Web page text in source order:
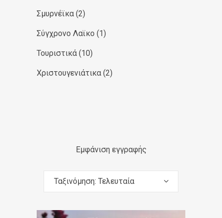
Σμυρνέϊκα (2)
Σύγχρονο Λαϊκο (1)
Τουριστικά (10)
Χριστουγενιάτικα (2)
Εμφάνιση εγγραφής
Ταξινόμηση: Τελευταία